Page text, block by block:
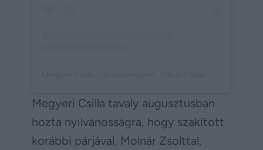
Megyeri Csilla tavaly augusztusban
hozta nyilvánosságra, hogy szakított
korábbi párjával, Molnár Zsolttal,